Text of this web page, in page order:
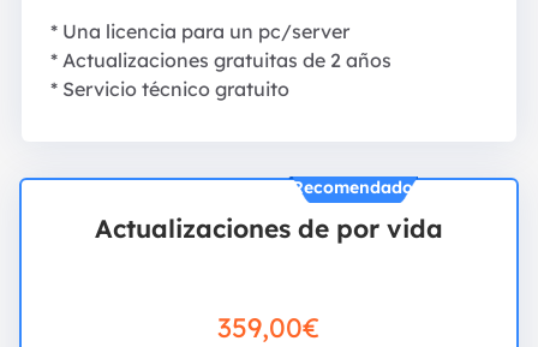
* Una licencia para un pc/server
* Actualizaciones gratuitas de 2 años
* Servicio técnico gratuito
Recomendado
Actualizaciones de por vida
359,00€